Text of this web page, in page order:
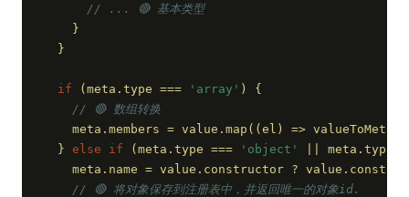
// ... 🔴 基本类型
    }
  }
if (meta.type === 'array' ) {
// 🔴 数组转换
    meta.members = value.map(
(el ) =>
  }
else if (meta.type === 'object'
|| meta.type
meta.name = value.constructor ?
// 🔴 将对象保存到注册表中，并返回唯一的对象id.